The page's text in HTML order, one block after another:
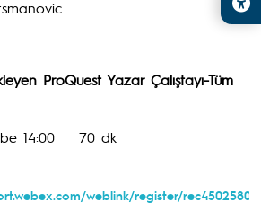
ProQuest Yazar Çalıştayı-Tüm
14:00 70 dk
weblink/register/